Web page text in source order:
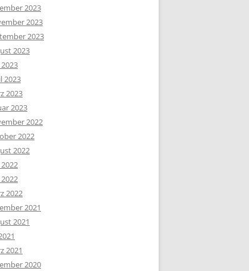
2023
2023
2023
2023
2023
2023
2023
2023
2022
2022
2022
2022
2022
2021
2021
2021
2020